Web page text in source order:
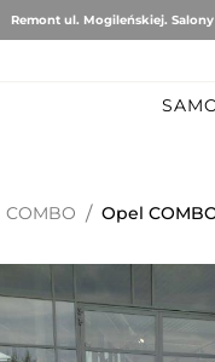
Remont ul. Mogileńskiej.
Alfa Romeo
DS Automobiles
COMBO / Opel